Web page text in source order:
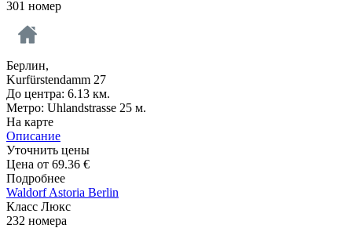
301 номер
Берлин,
Kurfürstendamm 27
До центра: 6.13 км.
Метро: Uhlandstrasse 25 м.
На карте
Описание
Уточнить цены
Цена от 69.36 €
Подробнее
Waldorf Astoria Berlin
Класс Люкс
232 номера